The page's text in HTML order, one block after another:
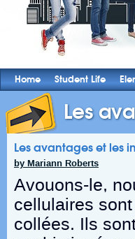
Home Student Life
Les
Les avantages et les
by Mariann Roberts
Avouons-le,
cellulaires
collées. Ils